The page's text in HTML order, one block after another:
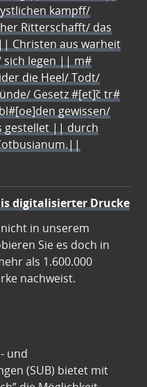
kampff/
Ritterschafft/ das
Christen aus warheit
sich legen || m#
die Heel/ Todt/
Gesetz #[et]c̃ tr#
gewissen/
gestellet || durch
digitalisierter Drucke
in unserem
Sie es doch in
als 1.600.000
nachweist.
und
(SUB) bietet mit